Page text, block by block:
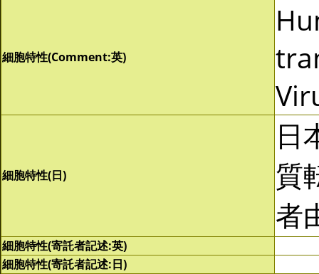
細胞特性(Comment:英)
細胞特性(日)
日
質
者
細胞特性(寄託者記述:英)
細胞特性(寄託者記述:日)